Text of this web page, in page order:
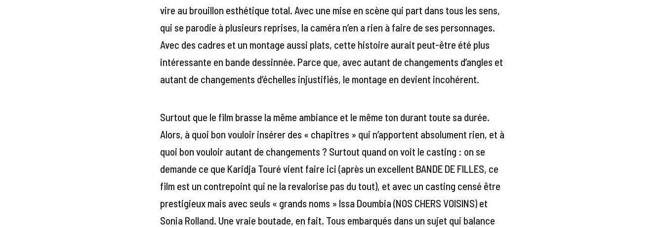
vire au brouillon esthétique total. Avec une mise en scène qui part dans tous les sens,
qui se parodie à plusieurs reprises, la caméra n’en a rien à faire de ses personnages.
Avec des cadres et un montage aussi plats, cette histoire aurait peut-être été plus
intéressante en bande dessinnée. Parce que, avec autant de changements d’angles et
autant de changements d’échelles injustifiés, le montage en devient incohérent.
Surtout que le film brasse la même ambiance et le même ton durant toute sa durée.
Alors, à quoi bon vouloir insérer des « chapitres » qui n’apportent absolument rien, et à
quoi bon vouloir autant de changements ? Surtout quand on voit le casting : on se
demande ce que Karidja Touré vient faire ici (après un excellent BANDE DE FILLES, ce
film est un contrepoint qui ne la revalorise pas du tout), et avec un casting censé être
prestigieux mais avec seuls « grands noms » Issa Doumbia (NOS CHERS VOISINS) et
Sonia Rolland. Une vraie boutade, en fait. Tous embarqués dans un sujet qui balance